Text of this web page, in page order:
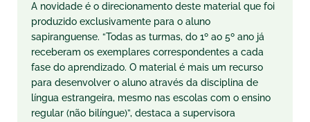
A novidade é o direcionamento deste material que foi
produzido exclusivamente para o aluno
sapiranguense. “Todas as turmas, do 1º ao 5º ano já
receberam os exemplares correspondentes a cada
fase do aprendizado. O material é mais um recurso
para desenvolver o aluno através da disciplina de
língua estrangeira, mesmo nas escolas com o ensino
regular (não bilíngue)”, destaca a supervisora